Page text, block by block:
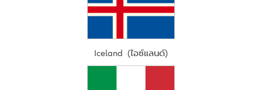
Iceland (ไอซ์แลนด์)